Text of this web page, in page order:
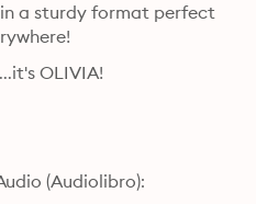
a sturdy format perfect
OLIVIA!
(Audiolibro):